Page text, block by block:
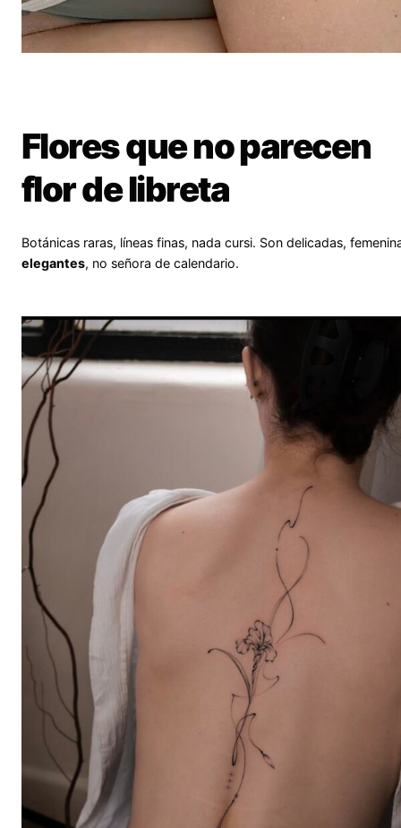
Flores que no parecen
flor de libreta
Botánicas raras, líneas finas, nada cursi. Son delicadas,
elegantes, no señora de calendario.